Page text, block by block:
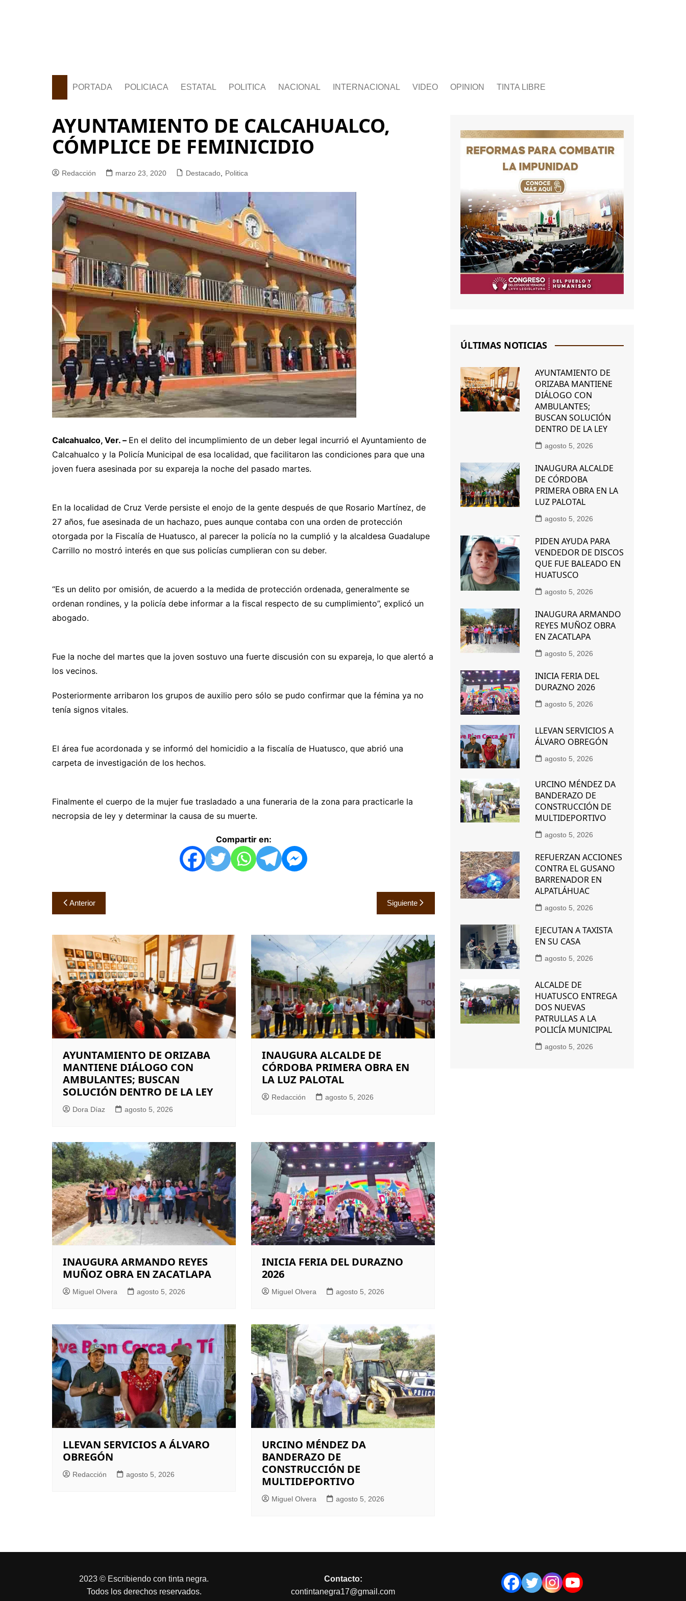
PORTADA POLICIACA ESTATAL POLITICA NACIONAL INTERNACIONAL VIDEO OPINION TINTA LIBRE
AYUNTAMIENTO DE CALCAHUALCO,
CÓMPLICE DE FEMINICIDIO
Redacción marzo 23, 2020 Destacado Politica
Calcahualco, Ver. – En el delito del incumplimiento de un deber legal incurrió el Ayuntamiento de
Calcahualco y la Policía Municipal de esa localidad, que facilitaron las condiciones para que una
joven fuera asesinada por su expareja la noche del pasado martes.
En la localidad de Cruz Verde persiste el enojo de la gente después de que Rosario Martínez, de
27 años, fue asesinada de un hachazo, pues aunque contaba con una orden de protección
otorgada por la Fiscalía de Huatusco, al parecer la policía no la cumplió y la alcaldesa Guadalupe
Carrillo no mostró interés en que sus policías cumplieran con su deber.
“Es un delito por omisión, de acuerdo a la medida de protección ordenada, generalmente se
ordenan rondines, y la policía debe informar a la fiscal respecto de su cumplimiento”, explicó un
abogado.
Fue la noche del martes que la joven sostuvo una fuerte discusión con su expareja, lo que alertó a
los vecinos.
Posteriormente arribaron los grupos de auxilio pero sólo se pudo confirmar que la fémina ya no
tenía signos vitales.
El área fue acordonada y se informó del homicidio a la fiscalía de Huatusco, que abrió una
carpeta de investigación de los hechos.
Finalmente el cuerpo de la mujer fue trasladado a una funeraria de la zona para practicarle la
necropsia de ley y determinar la causa de su muerte.
Compartir en:
Navegación
de
entradas
Anterior Siguiente
AYUNTAMIENTO DE ORIZABA
MANTIENE DIÁLOGO CON
AMBULANTES; BUSCAN
SOLUCIÓN DENTRO DE LA LEY
Dora Díaz agosto 5, 2026
INAUGURA ALCALDE DE
CÓRDOBA PRIMERA OBRA EN
LA LUZ PALOTAL
Redacción agosto 5, 2026
INAUGURA ARMANDO REYES
MUÑOZ OBRA EN ZACATLAPA
Miguel Olvera agosto 5, 2026
INICIA FERIA DEL DURAZNO
2026
Miguel Olvera agosto 5, 2026
LLEVAN SERVICIOS A ÁLVARO
OBREGÓN
Redacción agosto 5, 2026
URCINO MÉNDEZ DA
BANDERAZO DE
CONSTRUCCIÓN DE
MULTIDEPORTIVO
Miguel Olvera agosto 5, 2026
ÚLTIMAS NOTICIAS
AYUNTAMIENTO DE
ORIZABA MANTIENE
DIÁLOGO CON
AMBULANTES;
BUSCAN SOLUCIÓN
DENTRO DE LA LEY
agosto 5, 2026
INAUGURA ALCALDE
DE CÓRDOBA
PRIMERA OBRA EN LA
LUZ PALOTAL
agosto 5, 2026
PIDEN AYUDA PARA
VENDEDOR DE DISCOS
QUE FUE BALEADO EN
HUATUSCO
agosto 5, 2026
INAUGURA ARMANDO
REYES MUÑOZ OBRA
EN ZACATLAPA
agosto 5, 2026
INICIA FERIA DEL
DURAZNO 2026
agosto 5, 2026
LLEVAN SERVICIOS A
ÁLVARO OBREGÓN
agosto 5, 2026
URCINO MÉNDEZ DA
BANDERAZO DE
CONSTRUCCIÓN DE
MULTIDEPORTIVO
agosto 5, 2026
REFUERZAN ACCIONES
CONTRA EL GUSANO
BARRENADOR EN
ALPATLÁHUAC
agosto 5, 2026
EJECUTAN A TAXISTA
EN SU CASA
agosto 5, 2026
ALCALDE DE
HUATUSCO ENTREGA
DOS NUEVAS
PATRULLAS A LA
POLICÍA MUNICIPAL
agosto 5, 2026
2023 © Escribiendo con tinta negra.
Todos los derechos reservados.
Contacto:
contintanegra17@gmail.com